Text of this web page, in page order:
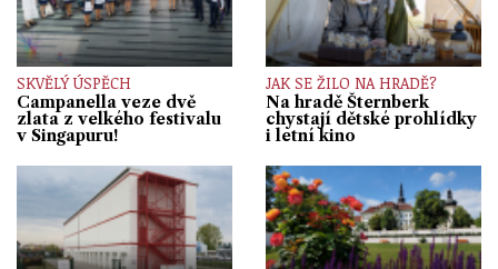
SKVĚLÝ ÚSPĚCH
Campanella veze dvě
zlata z velkého festivalu
v Singapuru!
JAK SE ŽILO NA HRADĚ?
Na hradě Šternberk
chystají dětské prohlídky
i letní kino